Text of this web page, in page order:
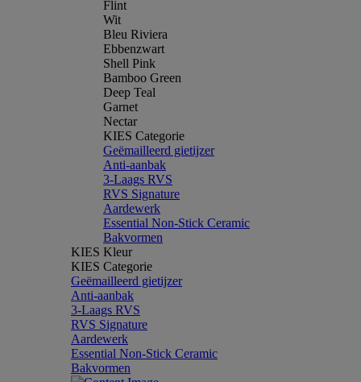
Flint
Wit
Bleu Riviera
Ebbenzwart
Shell Pink
Bamboo Green
Deep Teal
Garnet
Nectar
KIES Categorie
Geëmailleerd gietijzer
Anti-aanbak
3-Laags RVS
RVS Signature
Aardewerk
Essential Non-Stick Ceramic
Bakvormen
KIES Kleur
KIES Categorie
Geëmailleerd gietijzer
Anti-aanbak
3-Laags RVS
RVS Signature
Aardewerk
Essential Non-Stick Ceramic
Bakvormen